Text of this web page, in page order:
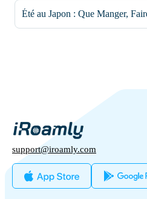
Été au Japon : Que Manger,
support@iroamly.com